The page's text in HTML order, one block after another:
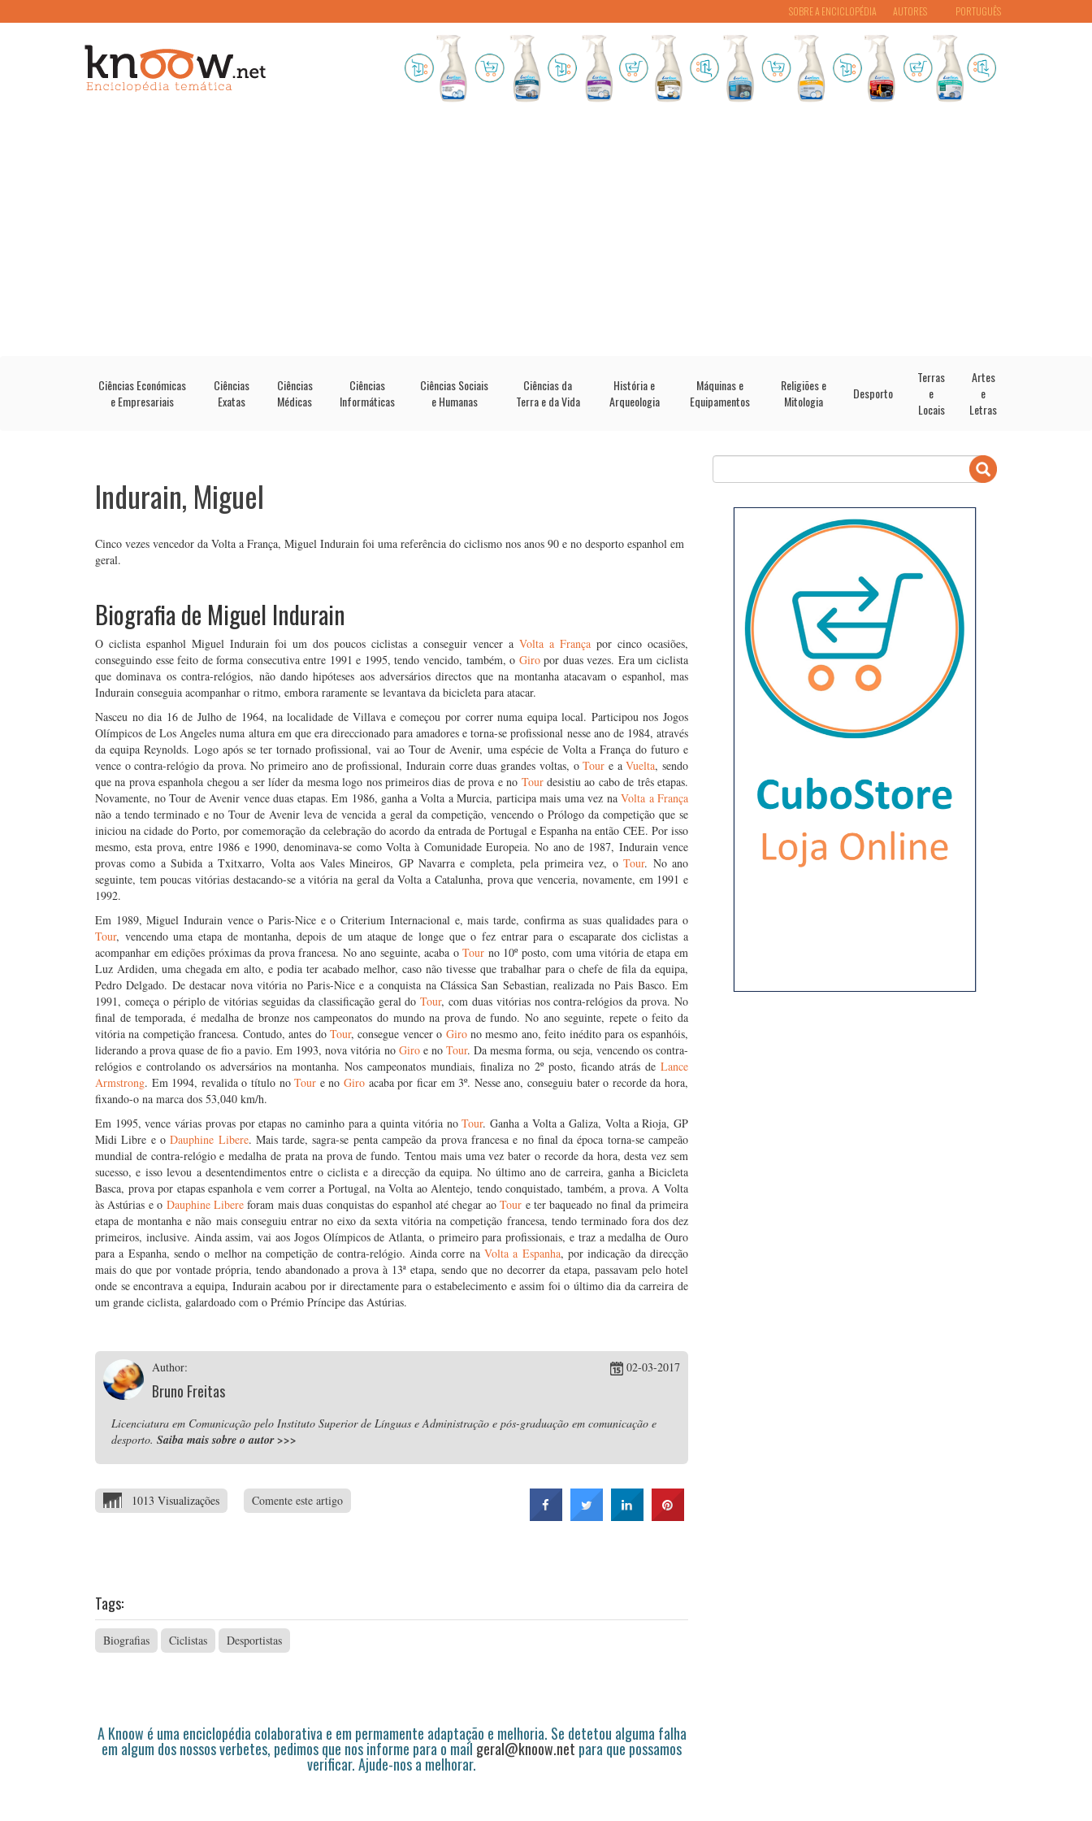
PORTUGUÊS
SOBRE A ENCICLOPÉDIA AUTORES
Ciências Económicas
e Empresariais
Ciências
Exatas
Ciências
Médicas
Ciências
Informáticas
Ciências Sociais
e Humanas
Ciências da
Terra e da Vida
História e
Arqueologia
Máquinas e
Equipamentos
Religiões e
Mitologia
Desporto
Terras
e
Locais
Artes
e
Letras
Indurain, Miguel
Cinco vezes vencedor da Volta a França, Miguel Indurain foi uma referência do ciclismo nos anos 90 e no desporto espanhol em
geral.
Biografia de Miguel Indurain
O ciclista espanhol Miguel Indurain foi um dos poucos ciclistas a conseguir vencer a Volta a França por cinco ocasiões,
conseguindo esse feito de forma consecutiva entre 1991 e 1995, tendo vencido, também, o Giropor duas vezes. Era um ciclista
que dominava os contra-relógios, não dando hipóteses aos adversários directos que na montanha atacavam o espanhol, mas
Indurain conseguia acompanhar o ritmo, embora raramente se levantava da bicicleta para atacar.
Nasceu no dia 16 de Julho de 1964, na localidade de Villava e começou por correr numa equipa local. Participou nos Jogos
Olímpicos de Los Angeles numa altura em que era direccionado para amadores e torna-se profissional nesse ano de 1984, através
da equipa Reynolds. Logo após se ter tornado profissional, vai ao Tour de Avenir, uma espécie de Volta a França do futuro e
vence o contra-relógio da prova. No primeiro ano de profissional, Indurain corre duas grandes voltas, oTour e aVuelta, sendo
que na prova espanhola chegou a ser líder da mesma logo nos primeiros dias de prova e no Tourdesistiu ao cabo de três etapas.
Novamente, no Tour de Avenir vence duas etapas. Em 1986, ganha a Volta a Murcia, participa mais uma vez na Volta a França
não a tendo terminado e no Tour de Avenir leva de vencida a geral da competição, vencendo o Prólogo da competição que se
iniciou na cidade do Porto, por comemoração da celebração do acordo da entrada de Portugal e Espanha na então CEE. Por isso
mesmo, esta prova, entre 1986 e 1990, denominava-se como Volta à Comunidade Europeia. No ano de 1987, Indurain vence
provas como a Subida a Txitxarro, Volta aos Vales Mineiros, GP Navarra e completa, pela primeira vez, oTour. No ano
seguinte, tem poucas vitórias destacando-se a vitória na geral da Volta a Catalunha, prova que venceria, novamente, em 1991 e
1992.
Em 1989, Miguel Indurain vence o Paris-Nice e o Criterium Internacional e, mais tarde, confirma as suas qualidades para o
Tour, vencendo uma etapa de montanha, depois de um ataque de longe que o fez entrar para o escaparate dos ciclistas a
acompanhar em edições próximas da prova francesa. No ano seguinte, acaba oTour no 10º posto, com uma vitória de etapa em
Luz Ardiden, uma chegada em alto, e podia ter acabado melhor, caso não tivesse que trabalhar para o chefe de fila da equipa,
Pedro Delgado. De destacar nova vitória no Paris-Nice e a conquista na Clássica San Sebastian, realizada no Pais Basco. Em
1991, começa o périplo de vitórias seguidas da classificação geral doTour, com duas vitórias nos contra-relógios da prova. No
final de temporada, é medalha de bronze nos campeonatos do mundo na prova de fundo. No ano seguinte, repete o feito da
vitória na competição francesa. Contudo, antes do Tour, consegue vencer o Girono mesmo ano, feito inédito para os espanhóis,
liderando a prova quase de fio a pavio. Em 1993, nova vitória no Giroe no Tour. Da mesma forma, ou seja, vencendo os contra-
relógios e controlando os adversários na montanha. Nos campeonatos mundiais, finaliza no 2º posto, ficando atrás de Lance
Armstrong. Em 1994, revalida o título noTour e noGiro acaba por ficar em 3º. Nesse ano, conseguiu bater o recorde da hora,
fixando-o na marca dos 53,040 km/h.
Em 1995, vence várias provas por etapas no caminho para a quinta vitória noTour. Ganha a Volta a Galiza, Volta a Rioja, GP
Midi Libre e oDauphine Libere. Mais tarde, sagra-se penta campeão da prova francesa e no final da época torna-se campeão
mundial de contra-relógio e medalha de prata na prova de fundo. Tentou mais uma vez bater o recorde da hora, desta vez sem
sucesso, e isso levou a desentendimentos entre o ciclista e a direcção da equipa. No último ano de carreira, ganha a Bicicleta
Basca, prova por etapas espanhola e vem correr a Portugal, na Volta ao Alentejo, tendo conquistado, também, a prova. A Volta
às Astúrias e o Dauphine Libere foram mais duas conquistas do espanhol até chegar aoTour e ter baqueado no final da primeira
etapa de montanha e não mais conseguiu entrar no eixo da sexta vitória na competição francesa, tendo terminado fora dos dez
primeiros, inclusive. Ainda assim, vai aos Jogos Olímpicos de Atlanta, o primeiro para profissionais, e traz a medalha de Ouro
para a Espanha, sendo o melhor na competição de contra-relógio. Ainda corre naVolta a Espanha, por indicação da direcção
mais do que por vontade própria, tendo abandonado a prova à 13ª etapa, sendo que no decorrer da etapa, passavam pelo hotel
onde se encontrava a equipa, Indurain acabou por ir directamente para o estabelecimento e assim foi o último dia da carreira de
um grande ciclista, galardoado com o Prémio Príncipe das Astúrias.
Author:
Bruno Freitas
02-03-2017
Licenciatura em Comunicação pelo Instituto Superior de Línguas e Administração e pós-graduação em comunicação e
desporto. Saiba mais sobre o autor>>>
1013 Visualizações Comente este artigo
Tags:
Biografias Ciclistas Desportistas
A Knoow é uma enciclopédia colaborativa e em permamente adaptação e melhoria. Se detetou alguma falha
em algum dos nossos verbetes, pedimos que nos informe para o mail geral@knoow.net para que possamos
verificar. Ajude-nos a melhorar.